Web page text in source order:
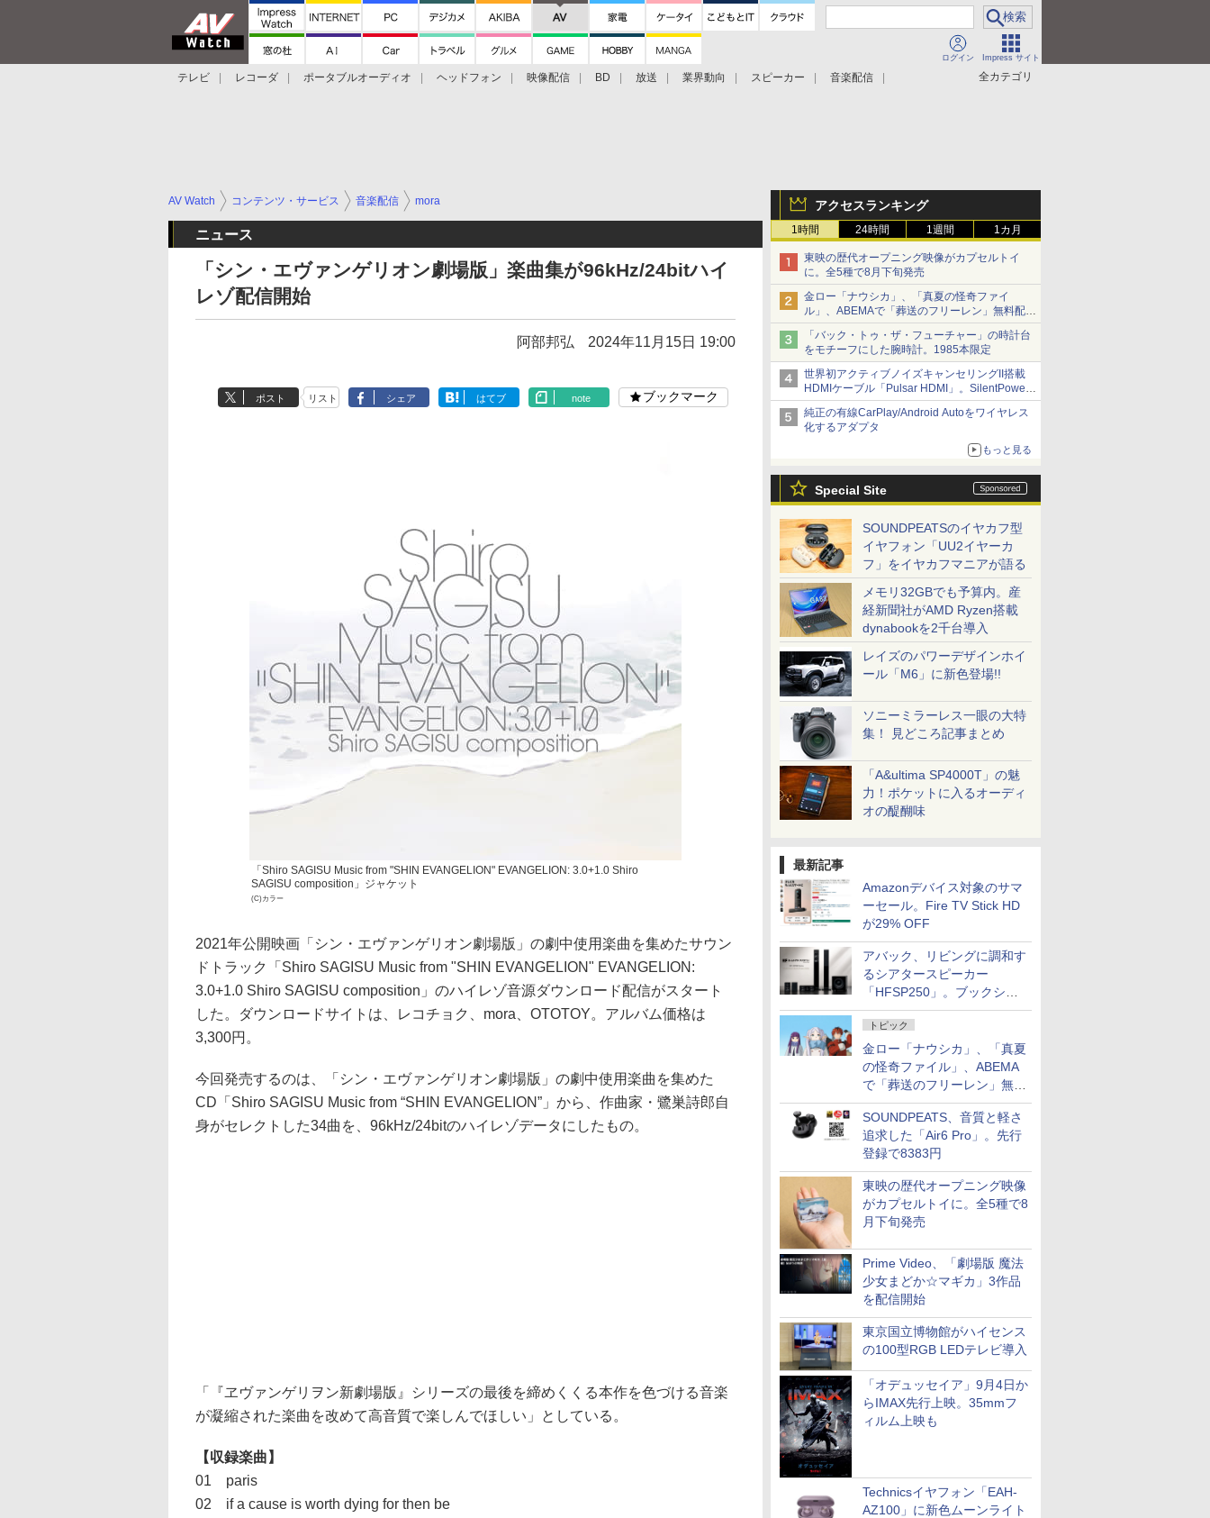
ログイン Impress サイト
全カテゴリ
テレビ レコーダ ポータブルオーディオ ヘッドフォン 映像配信 BD 放送 業界動向 スピーカー
音楽配信
アクセスランキング
1時間 24時間 1週間 1カ月
東映の歴代オープニング映像がカプセルトイ
に。全5種で8月下旬発売
金ロー「ナウシカ」、「真夏の怪奇ファイ
ル」、ABEMAで「葬送のフリーレン」無料配信
など。夏の特番・配信情報
「バック・トゥ・ザ・フューチャー」の時計台
をモチーフにした腕時計。1985本限定
世界初アクティブノイズキャンセリングII搭載
HDMIケーブル「Pulsar HDMI」。SilentPower
から
純正の有線CarPlay/Android Autoをワイヤレス
化するアダプタ
もっと見る
Special Site
SOUNDPEATSのイヤカフ型
イヤフォン「UU2イヤーカ
フ」をイヤカフマニアが語る
メモリ32GBでも予算内。産
経新聞社がAMD Ryzen搭載
dynabookを2千台導入
レイズのパワーデザインホイ
ール「M6」に新色登場!!
ソニーミラーレス一眼の大特
集！ 見どころ記事まとめ
「A&ultima SP4000T」の魅
力！ポケットに入るオーディ
オの醍醐味
最新記事
Amazonデバイス対象のサマ
ーセール。Fire TV Stick HD
が29% OFF
アバック、リビングに調和す
るシアタースピーカー
「HFSP250」。ブックシェ
ルフはペア3万円以下
トピック
金ロー「ナウシカ」、「真夏
の怪奇ファイル」、ABEMA
で「葬送のフリーレン」無料
配信など。夏の特番・配信情
報
SOUNDPEATS、音質と軽さ
追求した「Air6 Pro」。先行
登録で8383円
東映の歴代オープニング映像
がカプセルトイに。全5種で8
月下旬発売
Prime Video、「劇場版 魔法
少女まどか☆マギカ」3作品
を配信開始
東京国立博物館がハイセンス
の100型RGB LEDテレビ導入
「オデュッセイア」9月4日か
らIMAX先行上映。35mmフ
ィルム上映も
Technicsイヤフォン「EAH-
AZ100」に新色ムーンライト
AV Watch コンテンツ・サービス 音楽配信 mora
ニュース
「シン・エヴァンゲリオン劇場版」楽曲集が96kHz/24bitハイ
レゾ配信開始
阿部邦弘 2024年11月15日 19:00
ポスト リスト シェア はてブ note ブックマーク
「Shiro SAGISU Music from "SHIN EVANGELION" EVANGELION: 3.0+1.0 Shiro
SAGISU composition」ジャケット
(C)カラー
2021年公開映画「シン・エヴァンゲリオン劇場版」の劇中使用楽曲を集めたサウン
ドトラック「Shiro SAGISU Music from "SHIN EVANGELION" EVANGELION:
3.0+1.0 Shiro SAGISU composition」のハイレゾ音源ダウンロード配信がスタート
した。ダウンロードサイトは、レコチョク、mora、OTOTOY。アルバム価格は
3,300円。
今回発売するのは、「シン・エヴァンゲリオン劇場版」の劇中使用楽曲を集めた
CD「Shiro SAGISU Music from “SHIN EVANGELION”」から、作曲家・鷺巣詩郎自
身がセレクトした34曲を、96kHz/24bitのハイレゾデータにしたもの。
「『ヱヴァンゲリヲン新劇場版』シリーズの最後を締めくくる本作を色づける音楽
が凝縮された楽曲を改めて高音質で楽しんでほしい」としている。
【収録楽曲】
01 paris
02 if a cause is worth dying for then be